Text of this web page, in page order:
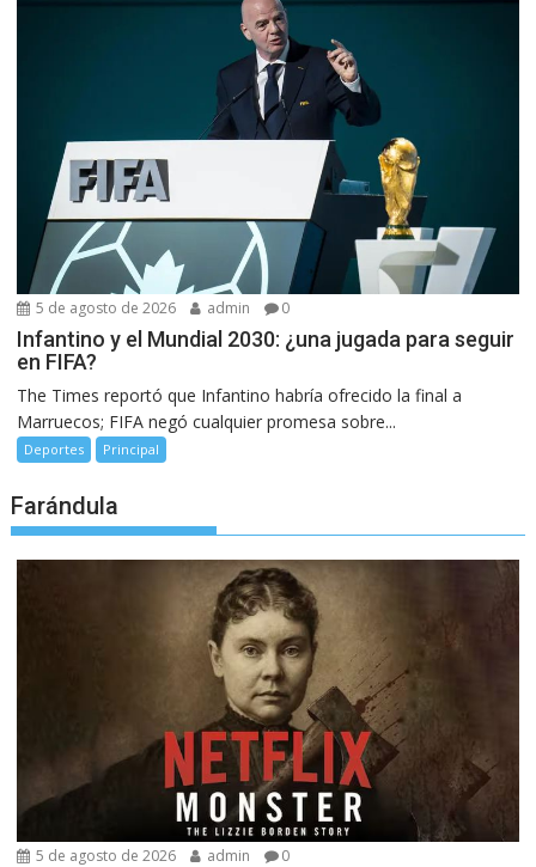
5 de agosto de 2026 admin 0
Infantino y el Mundial 2030: ¿una jugada para seguir
en FIFA?
The Times reportó que Infantino habría ofrecido la final a
Marruecos; FIFA negó cualquier promesa sobre...
Deportes Principal
Farándula
5 de agosto de 2026 admin 0